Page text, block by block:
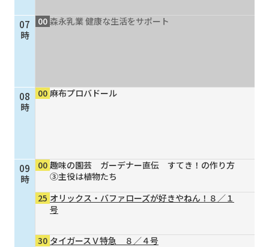
個人情報保護に関する基
本方針
サイトマップ
07
時
08
時
09
時
00 森永乳業 健康な生活をサポート
00 麻布プロバドール
00 趣味の園芸 ガーデナー直伝 すてき！の作り方
③主役は植物たち
25 オリックス・バファローズが好きやねん！８／１
号
30 タイガースＶ特急 ８／４号